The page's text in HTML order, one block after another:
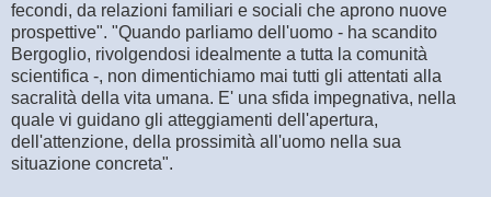
fecondi, da relazioni familiari e sociali che aprono nuove
prospettive". "Quando parliamo dell'uomo - ha scandito
Bergoglio, rivolgendosi idealmente a tutta la comunità
scientifica -, non dimentichiamo mai tutti gli attentati alla
sacralità della vita umana. E' una sfida impegnativa, nella
quale vi guidano gli atteggiamenti dell'apertura,
dell'attenzione, della prossimità all'uomo nella sua
situazione concreta".